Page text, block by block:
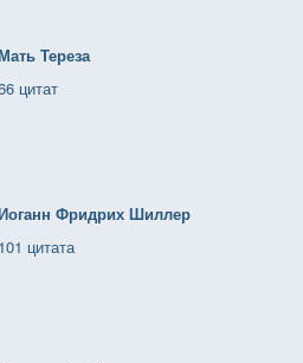
Тереза
цитат
Фридрих Шиллер
101 цитата